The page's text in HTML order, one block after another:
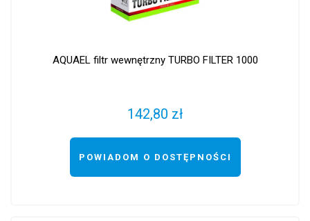
AQUAEL filtr wewnętrzny TURBO FILTER 1000
142,80 zł
POWIADOM O DOSTĘPNOŚCI